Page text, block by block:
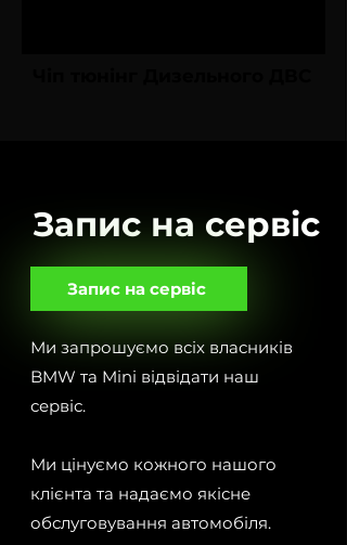
Запис на сервіс
Запис на сервіс
Ми запрошуємо всіх власників
BMW та Mini відвідати наш
сервіс.
Ми цінуємо кожного нашого
клієнта та надаємо якісне
обслуговування автомобіля.